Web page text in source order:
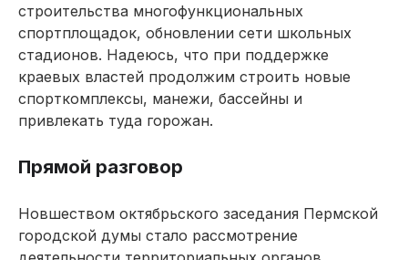
строительства многофункциональных
спортплощадок, обновлении сети школьных
стадионов. Надеюсь, что при поддержке
краевых властей продолжим строить новые
спорткомплексы, манежи, бассейны и
привлекать туда горожан.
Прямой разговор
Новшеством октябрьского заседания Пермской
городской думы стало рассмотрение